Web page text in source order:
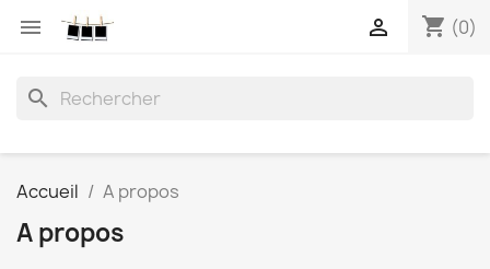
 shopping_cart (0)

search
Accueil A propos
A propos